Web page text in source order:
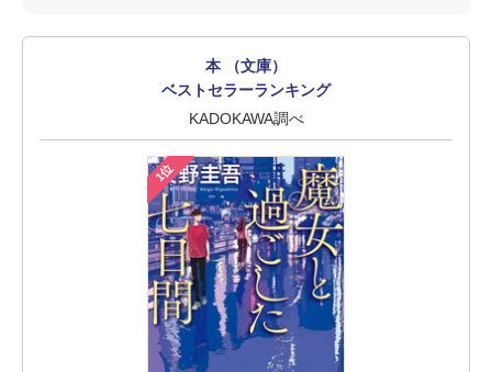
本 （文庫）
ベストセラーランキング
KADOKAWA調べ
1位